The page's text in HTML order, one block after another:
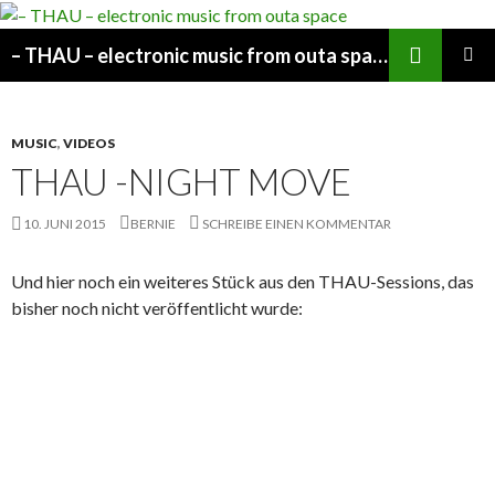
– THAU – electronic music from outa space
MUSIC, VIDEOS
THAU -NIGHT MOVE
10. JUNI 2015 BERNIE SCHREIBE EINEN KOMMENTAR
Und hier noch ein weiteres Stück aus den THAU-Sessions, das
bisher noch nicht veröffentlicht wurde: